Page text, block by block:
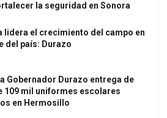
la seguridad en Sonora
lidera el crecimiento del campo en
del país: Durazo
Gobernador Durazo entrega de
109 mil uniformes escolares
en Hermosillo